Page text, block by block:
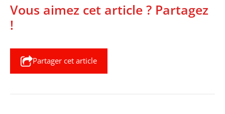
Vous aimez cet article ? Partagez
!
Partager cet article